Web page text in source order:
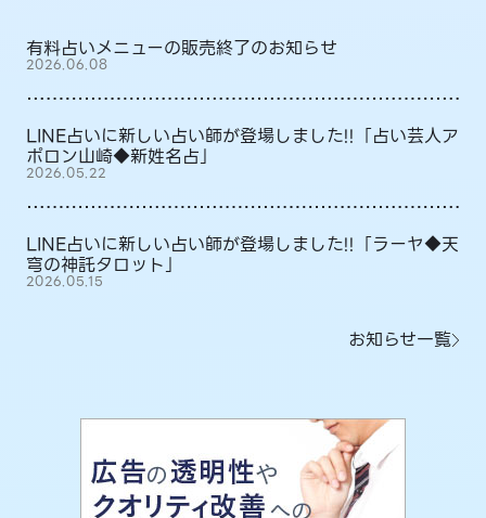
有料占いメニューの販売終了のお知らせ
2026.06.08
LINE占いに新しい占い師が登場しました!!「占い芸人ア
ポロン山崎◆新姓名占」
2026.05.22
LINE占いに新しい占い師が登場しました!!「ラーヤ◆天
穹の神託タロット」
2026.05.15
お知らせ一覧